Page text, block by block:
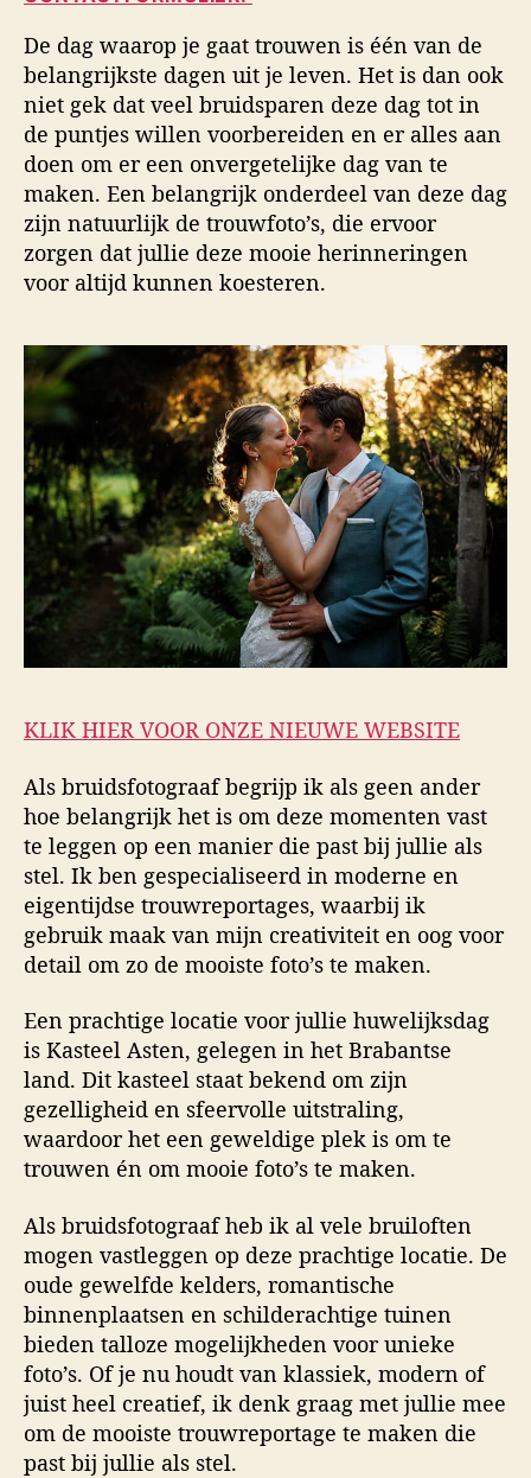
i
d
s
f
o
t
o
g
r
f
i
e
u
r
u
m
De dag waarop je gaat trouwen is één van de
belangrijkste dagen uit je leven. Het is dan ook
niet gek dat veel bruidsparen deze dag tot in
de puntjes willen voorbereiden en er alles aan
doen om er een onvergetelijke dag van te
maken. Een belangrijk onderdeel van deze dag
zijn natuurlijk de trouwfoto’s, die ervoor
zorgen dat jullie deze mooie herinneringen
voor altijd kunnen koesteren.
KLIK HIER VOOR ONZE NIEUWE WEBSITE
Als bruidsfotograaf begrijp ik als geen ander
hoe belangrijk het is om deze momenten vast
te leggen op een manier die past bij jullie als
stel. Ik ben gespecialiseerd in moderne en
eigentijdse trouwreportages, waarbij ik
gebruik maak van mijn creativiteit en oog voor
detail om zo de mooiste foto’s te maken.
Een prachtige locatie voor jullie huwelijksdag
is Kasteel Asten, gelegen in het Brabantse
land. Dit kasteel staat bekend om zijn
gezelligheid en sfeervolle uitstraling,
waardoor het een geweldige plek is om te
trouwen én om mooie foto’s te maken.
Als bruidsfotograaf heb ik al vele bruiloften
mogen vastleggen op deze prachtige locatie. De
oude gewelfde kelders, romantische
binnenplaatsen en schilderachtige tuinen
bieden talloze mogelijkheden voor unieke
foto’s. Of je nu houdt van klassiek, modern of
juist heel creatief, ik denk graag met jullie mee
om de mooiste trouwreportage te maken die
past bij jullie als stel.